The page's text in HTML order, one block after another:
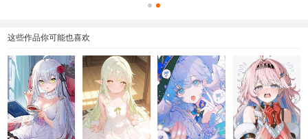
这些作品你可能也喜欢